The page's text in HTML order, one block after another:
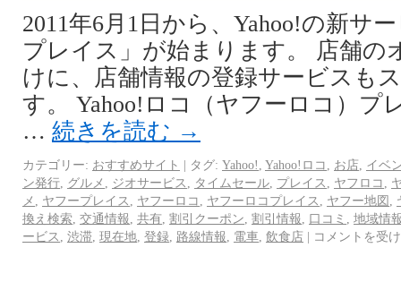
2011年6月1日から、Yahoo!の新サ
プレイス」が始まります。 店舗の
けに、店舗情報の登録サービスも
す。 Yahoo!ロコ（ヤフーロコ）プ
… 続きを読む →
カテゴリー: おすすめサイト | タグ: Yahoo! Yahoo!ロコ お店
イベ
ン発行 グルメ ジオサービス タイムセール プレイス ヤフロコ
メ
ヤフープレイス ヤフーロコ ヤフーロコプレイス ヤフー地図
換え検索 交通情報 共有 割引クーポン 割引情報 口コミ
地域情
ービス
渋滞 現在地 登録 路線情報 電車 飲食店 | コメントを受